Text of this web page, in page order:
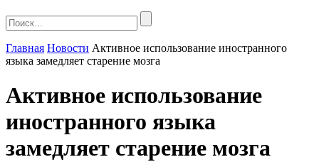
Главная Новости Активное использование иностранного
языка замедляет старение мозга
Активное использование
иностранного языка
замедляет старение мозга